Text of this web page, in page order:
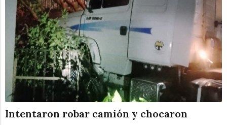
Intentaron robar camión y chocaron